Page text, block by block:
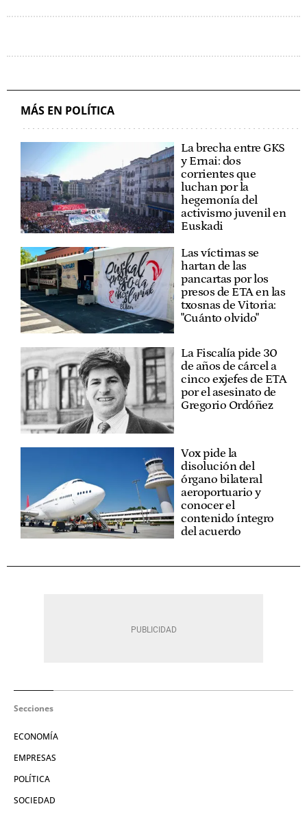
MÁS EN POLÍTICA
La brecha entre GKS
y Ernai: dos
corrientes que
luchan por la
hegemonía del
activismo juvenil en
Euskadi
Las víctimas se
hartan de las
pancartas por los
presos de ETA en las
txosnas de Vitoria:
"Cuánto olvido"
La Fiscalía pide 30
de años de cárcel a
cinco exjefes de ETA
por el asesinato de
Gregorio Ordóñez
Vox pide la
disolución del
órgano bilateral
aeroportuario y
conocer el
contenido íntegro
del acuerdo
Secciones
ECONOMÍA
EMPRESAS
POLÍTICA
SOCIEDAD